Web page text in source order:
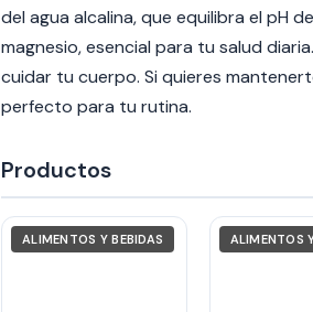
del agua alcalina, que equilibra el pH
magnesio, esencial para tu salud
cuidar tu cuerpo. Si quieres
perfecto para tu rutina.
Productos
ALIMENTOS Y BEBIDAS ALIMENTOS